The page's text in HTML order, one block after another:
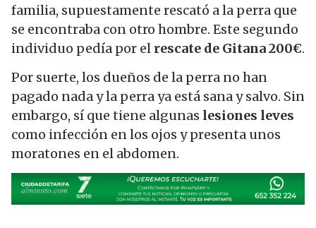
familia, supuestamente rescató a la perra que
se encontraba con otro hombre. Este segundo
individuo pedía por el rescate de Gitana 200€.
Por suerte, los dueños de la perra no han
pagado nada y la perra ya está sana y salvo. Sin
embargo, sí que tiene algunas lesiones leves
como infección en los ojos y presenta unos
moratones en el abdomen.